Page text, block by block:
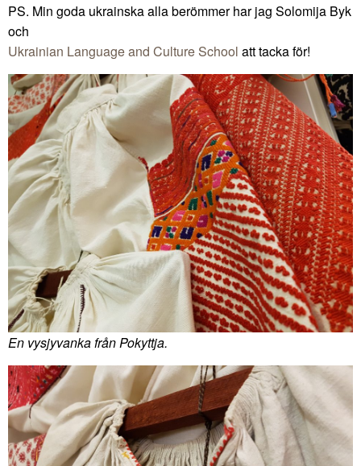
PS. Min goda ukrainska alla berömmer har jag Solomija Byk
och
Ukrainian Language and Culture School att tacka för!
En vysjyvanka från Pokyttja.